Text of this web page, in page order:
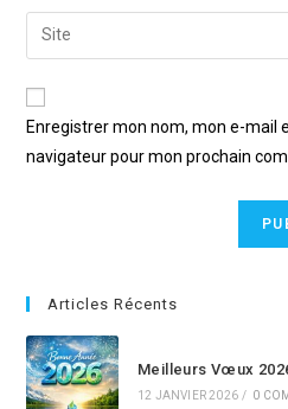
Enregistrer mon nom, mon e-mail
navigateur pour mon prochain
Articles Récents
Meilleurs Vœux
12 JANVIER 2026 / 0